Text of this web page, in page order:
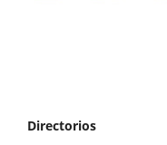
Directorios